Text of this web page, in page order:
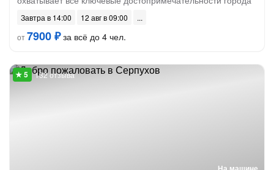
Завтра в 14:00
12 авг в 09:00
от7900 ₽за всё до 4 чел.
132 отзыва